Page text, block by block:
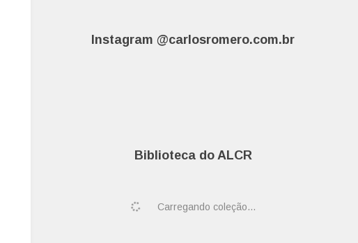
Instagram @carlosromero.com.br
Biblioteca do ALCR
Carregando coleção...